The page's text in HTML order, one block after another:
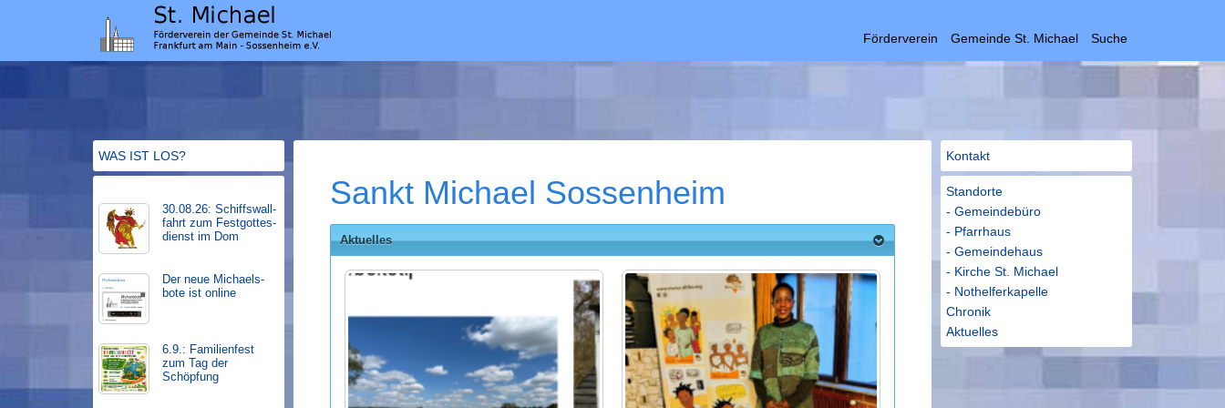
Förderverein Gemeinde St. Michael Suche
Sankt Michael Sossenheim
Aktuelles
Kontakt
Standorte
- Gemeindebüro
- Pfarrhaus
- Gemeindehaus
- Kirche St. Michael
- Nothelferkapelle
Chronik
Aktuelles
WAS IST LOS?
30.08.26: Schiffs­­wall­
fahr­t zum Fest­gott­es­
dienst im Dom
Der neue Michaels­
bote ist on­line
6.9.: Familienfest
zum Tag der
Schöpfung